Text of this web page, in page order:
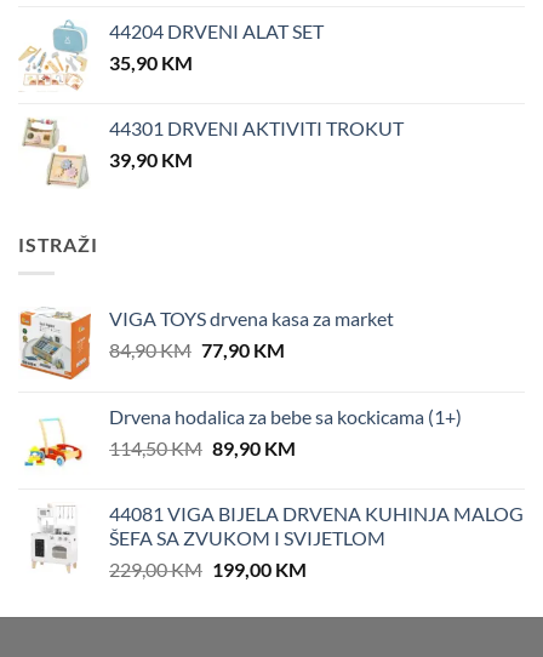
44204 DRVENI ALAT SET
35,90 KM
44301 DRVENI AKTIVITI TROKUT
39,90 KM
ISTRAŽI
VIGA TOYS drvena kasa za market
84,90KM Original
84,90 KM.
77,90 KMCurrent
77,90 KM.
Drvena hodalica za bebe sa kockicama (1+)
114,50KM Original
114,50 KM.
89,90 KMCurrent
89,90 KM.
44081 VIGA BIJELA DRVENA KUHINJA MALOG
ŠEFA SA ZVUKOM I SVIJETLOM
229,00KM Original
was:
199,00 KMCurrent
is: